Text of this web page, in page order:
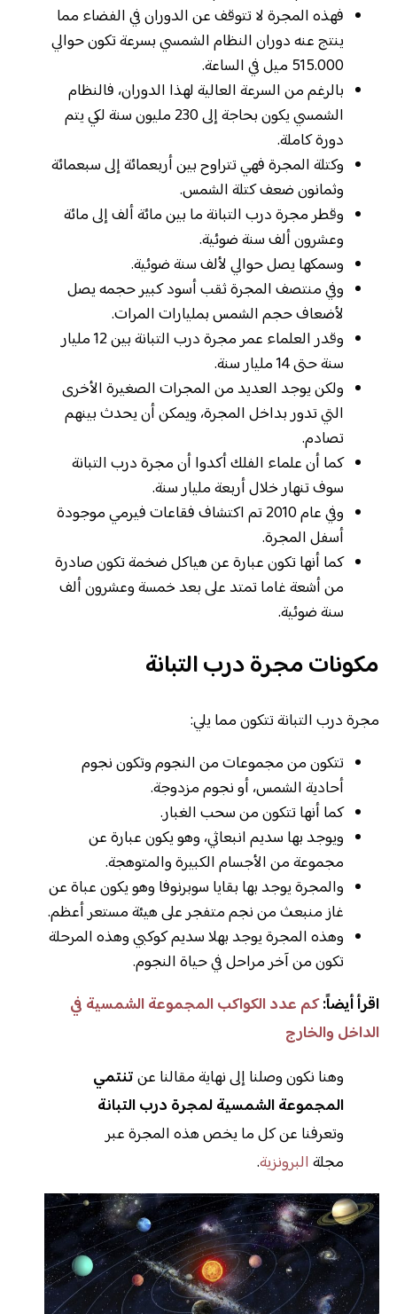
فهذه المجرة لا تتوقف عن الدوران في الفضاء مما
ينتج عنه دوران النظام الشمسي بسرعة تكون حوالي
515.000 ميل في الساعة.
بالرغم من السرعة العالية لهذا الدوران، فالنظام
الشمسي يكون بحاجة إلى 230 مليون سنة لكي يتم
دورة كاملة.
وكتلة المجرة فهي تتراوح بين أربعمائة إلى سبعمائة
وثمانون ضعف كتلة الشمس.
وقطر مجرة درب التبانة ما بين مائة ألف إلى مائة
وعشرون ألف سنة ضوئية.
وسمكها يصل حوالي لألف سنة ضوئية.
وفي منتصف المجرة ثقب أسود كبير حجمه يصل
لأضعاف حجم الشمس بمليارات المرات.
وقدر العلماء عمر مجرة درب التبانة بين 12 مليار
سنة حتى 14 مليار سنة.
ولكن يوجد العديد من المجرات الصغيرة الأخرى
التي تدور بداخل المجرة، ويمكن أن يحدث بينهم
تصادم.
كما أن علماء الفلك أكدوا أن مجرة درب التبانة
سوف تنهار خلال أربعة مليار سنة.
وفي عام 2010 تم اكتشاف فقاعات فيرمي موجودة
أسفل المجرة.
كما أنها تكون عبارة عن هياكل ضخمة تكون صادرة
من أشعة غاما تمتد على بعد خمسة وعشرون ألف
سنة ضوئية.
مكونات مجرة درب التبانة
مجرة درب التبانة تتكون مما يلي:
تتكون من مجموعات من النجوم وتكون نجوم
أحادية الشمس، أو نجوم مزدوجة.
كما أنها تتكون من سحب الغبار.
ويوجد بها سديم انبعاثي، وهو يكون عبارة عن
مجموعة من الأجسام الكبيرة والمتوهجة.
والمجرة يوجد بها بقايا سوبرنوفا وهو يكون عباة عن
غاز منبعث من نجم متفجر على هيئة مستعر أعظم.
وهذه المجرة يوجد بهلا سديم كوكبي وهذه المرحلة
تكون من آخر مراحل في حياة النجوم.
اقرأ أيضاً:كم عدد الكواكب المجموعة الشمسية في
الداخل والخارج
وهنا نكون وصلنا إلى نهاية مقالنا عنتنتمي
المجموعة الشمسية لمجرة درب التبانة
وتعرفنا عن كل ما يخص هذه المجرة عبر
مجلة البرونزية.